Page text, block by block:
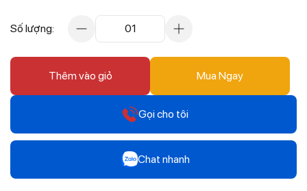
Số lượng: 01
Thêm vào giỏ Mua Ngay
Gọi cho tôi
Chat nhanh